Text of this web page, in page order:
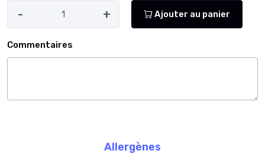
- + Ajouter au panier
Commentaires
Allergènes